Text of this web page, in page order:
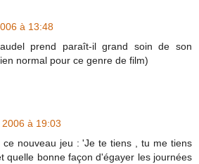
à 13:48
prend paraît-il grand soin de son
normal pour ce genre de film)
à 19:03
ce nouveau jeu : 'Je te tiens , tu me tiens
quelle bonne façon d'égayer les journées